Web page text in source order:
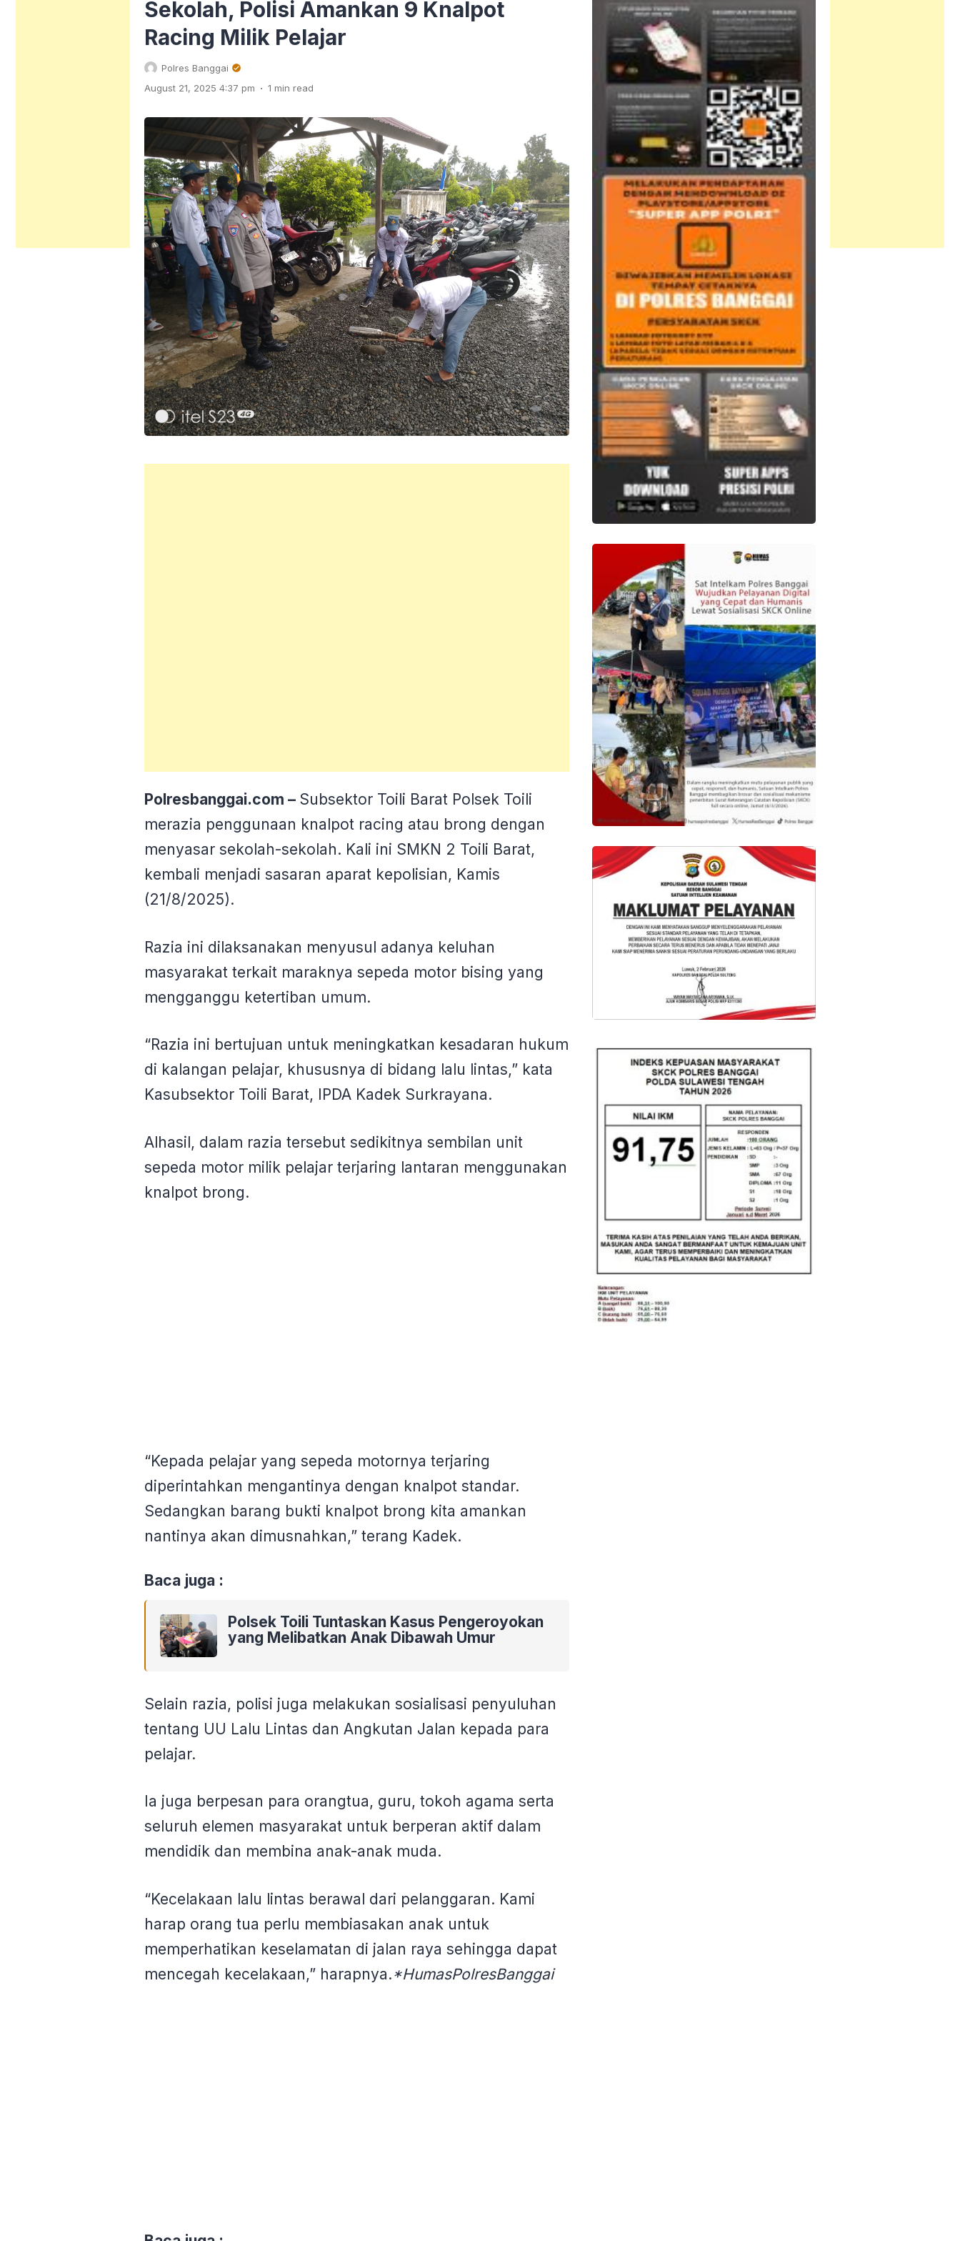
Sekolah, Polisi Amankan 9 Knalpot
Racing Milik Pelajar
Polres Banggai
August 21, 2025 4:37 pm . 1 min read
Polresbanggai.com – Subsektor Toili Barat Polsek Toili
merazia penggunaan knalpot racing atau brong dengan
menyasar sekolah-sekolah. Kali ini SMKN 2 Toili Barat,
kembali menjadi sasaran aparat kepolisian, Kamis
(21/8/2025).
Razia ini dilaksanakan menyusul adanya keluhan
masyarakat terkait maraknya sepeda motor bising yang
mengganggu ketertiban umum.
“Razia ini bertujuan untuk meningkatkan kesadaran hukum
di kalangan pelajar, khususnya di bidang lalu lintas,” kata
Kasubsektor Toili Barat, IPDA Kadek Surkrayana.
Alhasil, dalam razia tersebut sedikitnya sembilan unit
sepeda motor milik pelajar terjaring lantaran menggunakan
knalpot brong.
“Kepada pelajar yang sepeda motornya terjaring
diperintahkan mengantinya dengan knalpot standar.
Sedangkan barang bukti knalpot brong kita amankan
nantinya akan dimusnahkan,” terang Kadek.
Baca juga :
Polsek Toili Tuntaskan Kasus Pengeroyokan
yang Melibatkan Anak Dibawah Umur
Selain razia, polisi juga melakukan sosialisasi penyuluhan
tentang UU Lalu Lintas dan Angkutan Jalan kepada para
pelajar.
Ia juga berpesan para orangtua, guru, tokoh agama serta
seluruh elemen masyarakat untuk berperan aktif dalam
mendidik dan membina anak-anak muda.
“Kecelakaan lalu lintas berawal dari pelanggaran. Kami
harap orang tua perlu membiasakan anak untuk
memperhatikan keselamatan di jalan raya sehingga dapat
mencegah kecelakaan,” harapnya.*HumasPolresBanggai